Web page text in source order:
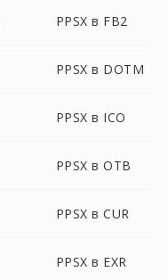
PPSX в FB2
PPSX в DOTM
PPSX в ICO
PPSX в OTB
PPSX в CUR
PPSX в EXR